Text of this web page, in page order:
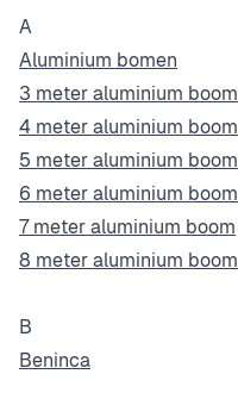
A
Aluminium bomen
3 meter aluminium boom
4 meter aluminium boom
5 meter aluminium boom
6 meter aluminium boom
7 meter aluminium boom
8 meter aluminium boom
B
Beninca